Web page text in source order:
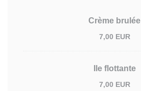
Crème brulée
7,00 EUR
Ile flottante
7,00 EUR